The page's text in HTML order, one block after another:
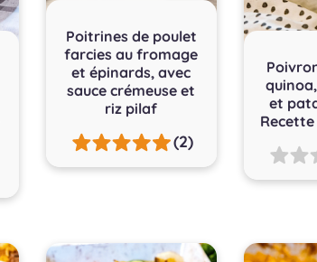
Poitrines de poulet
farcies au fromage
et épinards, avec
sauce crémeuse et
riz pilaf
(2)
et